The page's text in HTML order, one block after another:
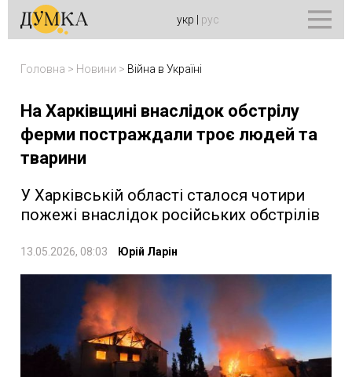
укр рус
Головна > Новини > Війна в Україні
На Харківщині внаслідок обстрілу
ферми постраждали троє людей та
тварини
У Харківській області сталося чотири
пожежі внаслідок російських обстрілів
13.05.2026, 08:03 Юрій Ларін